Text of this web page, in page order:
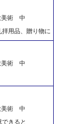
美術 中
用品、贈り物に
美術 中
美術 中
きると